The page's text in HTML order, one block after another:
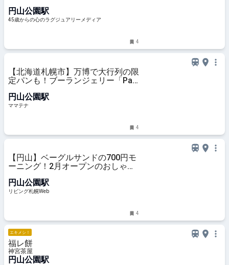
円山公園駅
45歳からの心のラグジュアリーメディア
4
【北海道札幌市】万博で大行列の限
定パンも！ブーランジェリー「Pain
ママテナ
円山公園駅
ママテナ
4
【円山】ベーグルサンドの700円モ
ーニング！2月オープンのおしゃれ
円山公園駅
リビング札幌Web
4
エキメシ！
福レ餅
神宮茶屋
円山公園駅